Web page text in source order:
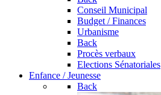
Conseil Municipal
Budget / Finances
Urbanisme
Back
Procès verbaux
Elections Sénatoriales
Enfance / Jeunesse
Back